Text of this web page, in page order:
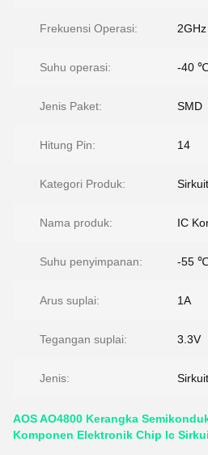
Frekuensi Operasi: 2GHz
Suhu operasi: -40
Jenis Paket: SMD
Hitung Pin: 14
Kategori Produk:
Nama produk: IC
Suhu penyimpanan: -55
Arus suplai: 1A
Tegangan suplai: 3.3V
Jenis:
AOS AO4800 Kerangka
Komponen Elektronik Chip Ic